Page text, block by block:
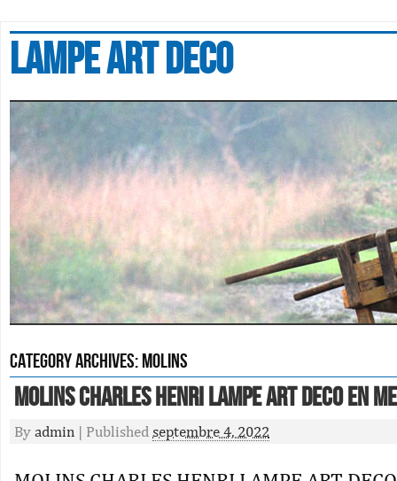
Lampe art deco
Category Archives:molins
Molins Charles Henri Lampe Art Deco En
By admin | Published septembre 4, 2022